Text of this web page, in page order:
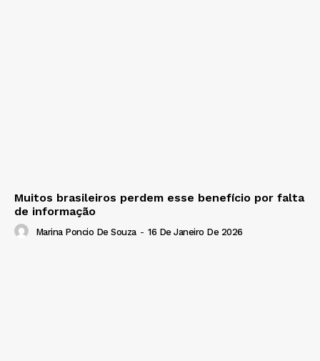
Muitos brasileiros perdem esse benefício por falta
de informação
Marina Poncio De Souza - 16 De Janeiro De 2026